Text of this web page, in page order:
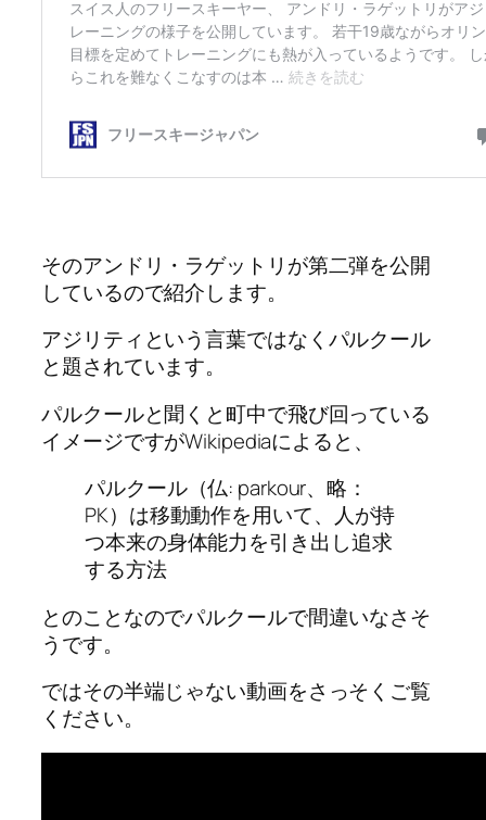
そのアンドリ・ラゲットリが第二弾を公開
しているので紹介します。
アジリティという言葉ではなくパルクール
と題されています。
パルクールと聞くと町中で飛び回っている
イメージですがWikipediaによると、
パルクール（仏: parkour、略：
PK）は移動動作を用いて、人が持
つ本来の身体能力を引き出し追求
する方法
とのことなのでパルクールで間違いなさそ
うです。
ではその半端じゃない動画をさっそくご覧
ください。